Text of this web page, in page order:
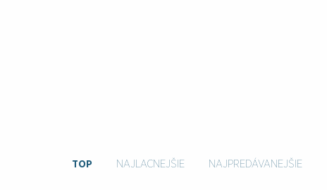
TOP NAJLACNEJŠIE NAJPREDÁVANEJŠIE